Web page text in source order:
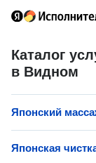
Каталог
в Видном
Японский
Японская